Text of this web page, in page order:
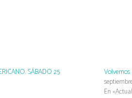
SÁBADO 25
Volvemos
En